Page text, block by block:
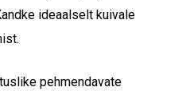
ideaalselt kuivale
pehmendavate